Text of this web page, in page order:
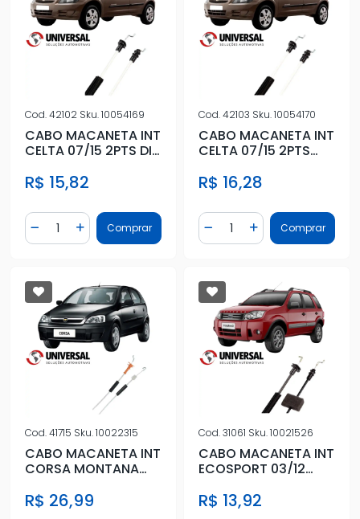
Cod.42102 Sku.10054169
CABO MACANETA INT
CELTA 07/15 2PTS DIR
R$ 15,82
Diminuir Quantidade
Quantidade
Adicionar Quantidade
Comprar
Cod.42103 Sku.10054170
CABO MACANETA INT
CELTA 07/15 2PTS
R$ 16,28
Diminuir Quantidade
Quantidade
AdicionarComprar
Cod.41715 Sku.10022315
CABO MACANETA INT
CORSA MONTANA
(ESQ/DIR)
R$ 26,99
Cod.31061 Sku.10021526
CABO MACANETA INT
ECOSPORT 03/12
R$ 13,92